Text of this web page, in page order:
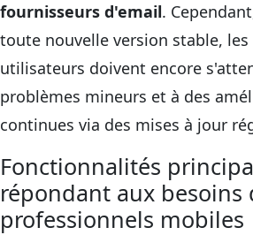
fournisseurs d'email.
toute nouvelle version stable,
utilisateurs doivent encore
problèmes mineurs et à des
continues via des mises à jour
Fonctionnalités
répondant aux besoins
professionnels mobiles